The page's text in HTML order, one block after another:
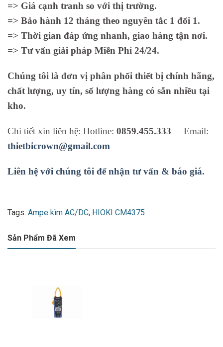
=> Giá cạnh tranh so với thị trường.
=> Bảo hành 12 tháng theo nguyên tắc 1 đổi 1.
=> Thời gian đáp ứng nhanh, giao hàng tận nơi.
=> Tư vấn giải pháp Miễn Phí 24/24.
Chúng tôi là đơn vị phân phối thiết bị chính hãng,
chất lượng, uy tín, số lượng hàng có sẵn nhiều tại
kho.
Chi tiết xin liên hệ: Hotline: 0859.455.333 – Email:
thietbicrown@gmail.com
Liên hệ với chúng tôi để nhận tư vấn & báo giá.
Tags: Ampe kìm AC/DC, HIOKI CM4375
Sản Phẩm Đã Xem